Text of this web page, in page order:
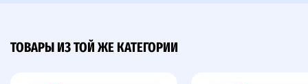
ТОВАРЫ ИЗ ТОЙ ЖЕ КАТЕГОРИИ